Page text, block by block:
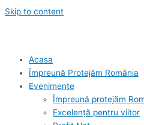
Skip to content
Acasa
Împreună Protejăm România
Evenimente
Împreună protejăm
Excelență pentru viitor